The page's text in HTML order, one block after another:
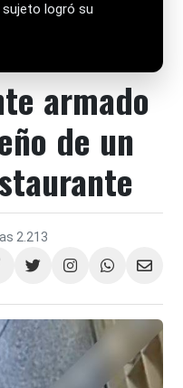
sujeto logró su
armado
de un
2.213